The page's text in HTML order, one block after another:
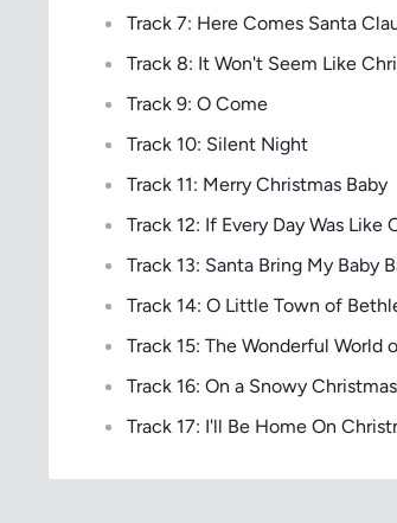
Track 7: Here Comes Santa
Track 8: It Won't Seem Like
Track 9: O Come
Track 10: Silent Night
Track 11: Merry Christmas Baby
Track 12: If Every Day Was Like
Track 13: Santa Bring My Baby
Track 14: O Little Town of
Track 15: The Wonderful World
Track 16: On a Snowy
Track 17: I'll Be Home On